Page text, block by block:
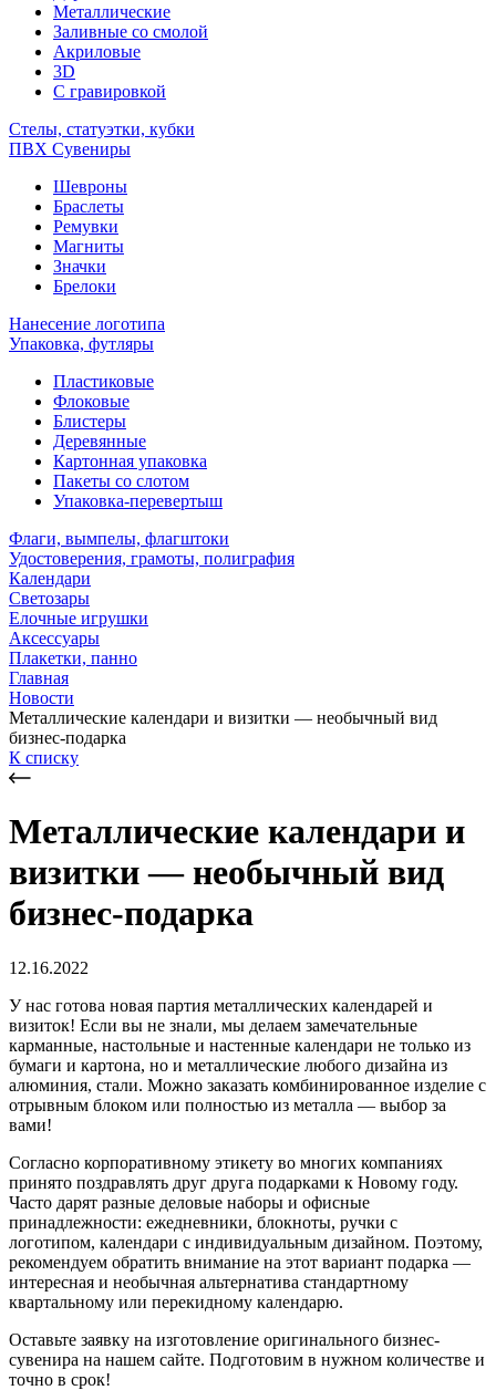
Металлические
Заливные со смолой
Акриловые
3D
C гравировкой
Стелы, статуэтки, кубки
ПВХ Сувениры
Шевроны
Браслеты
Ремувки
Магниты
Значки
Брелоки
Нанесение логотипа
Упаковка, футляры
Пластиковые
Флоковые
Блистеры
Деревянные
Картонная упаковка
Пакеты со слотом
Упаковка-перевертыш
Флаги, вымпелы, флагштоки
Удостоверения, грамоты, полиграфия
Календари
Светозары
Елочные игрушки
Аксессуары
Плакетки, панно
Главная
Новости
Металлические календари и визитки — необычный вид
бизнес-подарка
К списку
Металлические календари и
визитки — необычный вид
бизнес-подарка
12.16.2022
У нас готова новая партия металлических календарей и
визиток! Если вы не знали, мы делаем замечательные
карманные, настольные и настенные календари не только из
бумаги и картона, но и металлические любого дизайна из
алюминия, стали. Можно заказать комбинированное изделие с
отрывным блоком или полностью из металла — выбор за
вами!
Согласно корпоративному этикету во многих компаниях
принято поздравлять друг друга подарками к Новому году.
Часто дарят разные деловые наборы и офисные
принадлежности: ежедневники, блокноты, ручки с
логотипом, календари с индивидуальным дизайном. Поэтому,
рекомендуем обратить внимание на этот вариант подарка —
интересная и необычная альтернатива стандартному
квартальному или перекидному календарю.
Оставьте заявку на изготовление оригинального бизнес-
сувенира на нашем сайте. Подготовим в нужном количестве и
точно в срок!